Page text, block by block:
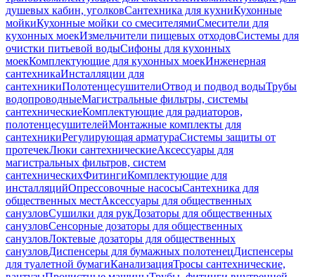
душевых кабин, уголковСантехника для кухниКухонные
мойкиКухонные мойки со смесителямиСмесители для
кухонных моекИзмельчители пищевых отходовСистемы для
очистки питьевой водыСифоны для кухонных
моекКомплектующие для кухонных моекИнженерная
сантехникаИнсталляции для
сантехникиПолотенцесушителиОтвод и подвод водыТрубы
водопроводныеМагистральные фильтры, системы
сантехническиеКомплектующие для радиаторов,
полотенцесушителейМонтажные комплекты для
сантехникиРегулирующая арматураСистемы защиты от
протечекЛюки сантехническиеАксессуары для
магистральных фильтров, систем
сантехническихФитингиКомплектующие для
инсталляцийОпрессовочные насосыСантехника для
общественных местАксессуары для общественных
санузловСушилки для рукДозаторы для общественных
санузловСенсорные дозаторы для общественных
санузловЛоктевые дозаторы для общественных
санузловДиспенсеры для бумажных полотенецДиспенсеры
для туалетной бумагиКанализацияТросы сантехнические,